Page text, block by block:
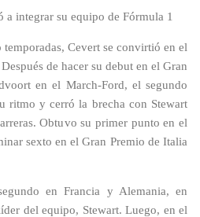
integrar su equipo de Fórmula 1
Cevert se convirtió en el
de hacer su debut en el Gran
en el March-Ford, el segundo
ritmo y cerró la brecha con Stewart
Obtuvo su primer punto en el
sexto en el Gran Premio de Italia
en Francia y Alemania, en
del equipo, Stewart. Luego, en el